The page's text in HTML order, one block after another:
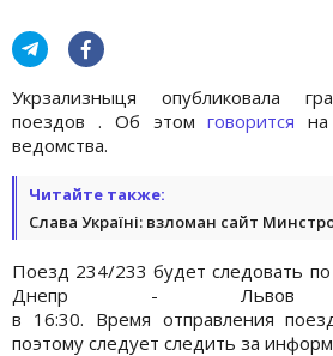
Укрзализныця опубликовала
поездов . Об этомговорится
ведомства.
Читайте также:
Слава Україні: взломан сайт
Поезд 234/233 будет следовать
Днепр - Львов
в 16:30. Время отправления
поэтому следует следить за